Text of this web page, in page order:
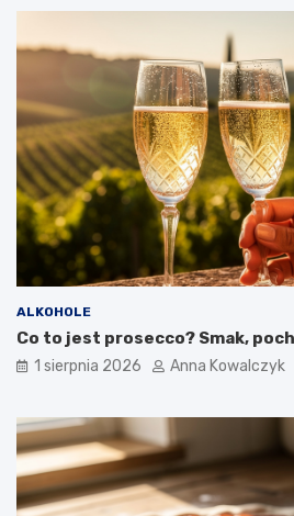
ALKOHOLE
Co to jest prosecco? Smak,
1 sierpnia 2026 Anna Kowalczyk